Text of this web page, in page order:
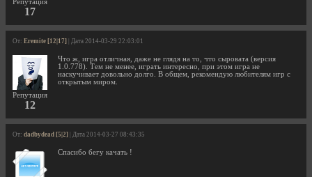
17
От: Eremite [12|17] | Дата 2014-03-29 22:03:01
Репутация
12
Что ж, игра отличная, даже не глядя на то, что сыровата (версия
1.0.778). Тем не менее, играть интересно, при этом игра не
наскучивает довольно долго. В общем, рекомендую любителям игр с
открытым миром.
От: dadbydead [5|2] | Дата 2014-03-27 08:43:35
Спасибо бегу качать !